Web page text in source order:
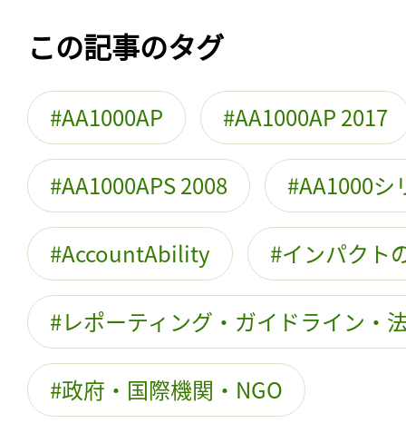
この記事のタグ
AA1000AP AA1000AP 2017
AA1000APS 2008 AA1000シ
AccountAbility インパクト
レポーティング・ガイドライン・
政府・国際機関・NGO